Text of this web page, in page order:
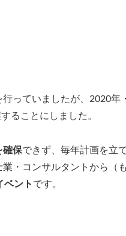
っていましたが、2020年
ることにしました。
確保できず、毎年計画を立
・コンサルタントから（
ベント です。